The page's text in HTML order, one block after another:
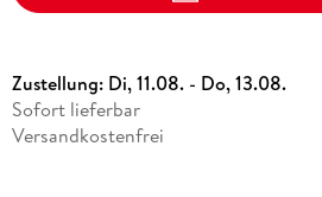
Zustellung: Di, 11.08. - Do, 13.08.
Sofort lieferbar
Versandkostenfrei